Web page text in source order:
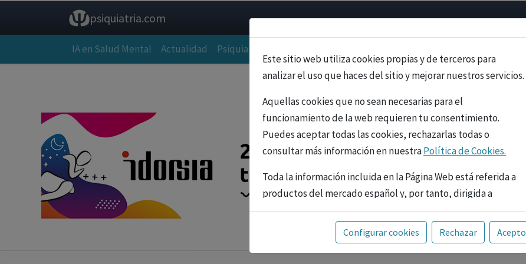
psiquiatria.com
IA en Salud Mental Actualidad Psiquiatría
Este sitio web utiliza cookies propias y de terceros para
analizar el uso que haces del sitio y mejorar nuestros servicios.
Aquellas cookies que no sean necesarias para el
funcionamiento de la web requieren tu consentimiento.
Puedes aceptar todas las cookies, rechazarlas todas o
consultar más información en nuestraPolítica de Cookies.
Toda la información incluida en la Página Web está referida a
productos del mercado español y, por tanto, dirigida a
profesionales sanitarios legalmente facultados para
prescribir o dispensar medicamentos con ejercicio
profesional. La información técnica de los fármacos se facilita
Configurar cookies Rechazar Acepto